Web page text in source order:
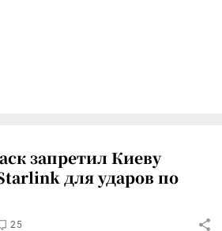
запретил Киеву
для ударов по
25